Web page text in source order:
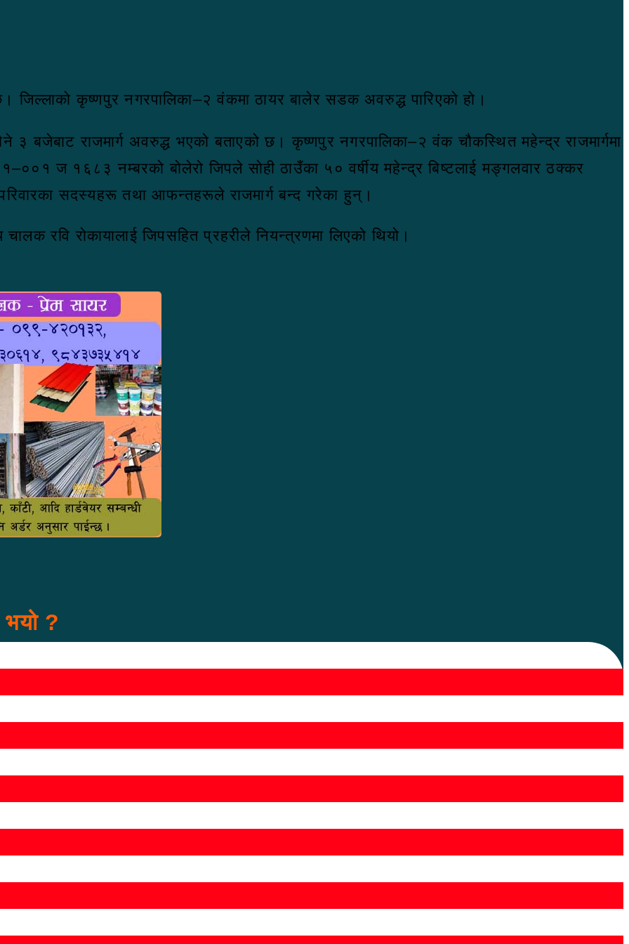
जिल्लाको कृष्णपुर नगरपालिका–२ वंकमा ठायर बालेर सडक अवरुद्ध पारिएको हो।
३ बजेबाट राजमार्ग अवरुद्ध भएको बताएको छ। कृष्णपुर नगरपालिका–२ वंक चौकस्थित महेन्द्र राजमार्गमा
ज १६८३ नम्बरको बोलेरो जिपले सोही ठाउँका ५० वर्षीय महेन्द्र बिष्टलाई मङ्गलवार ठक्कर
सदस्यहरू तथा आफन्तहरूले राजमार्ग बन्द गरेका हुन्।
रवि रोकायालाई जिपसहित प्रहरीले नियन्त्रणमा लिएको थियो।
?